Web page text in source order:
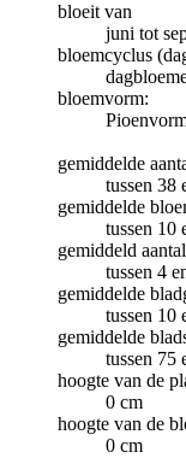
bloeit van
juni tot
bloemcyclus
bloemvorm:
gemiddelde
tussen 38
gemiddelde
tussen 10
gemiddeld
tussen 4
gemiddelde
tussen 10
gemiddelde
tussen 75
hoogte van de
0 cm
hoogte van de
0 cm